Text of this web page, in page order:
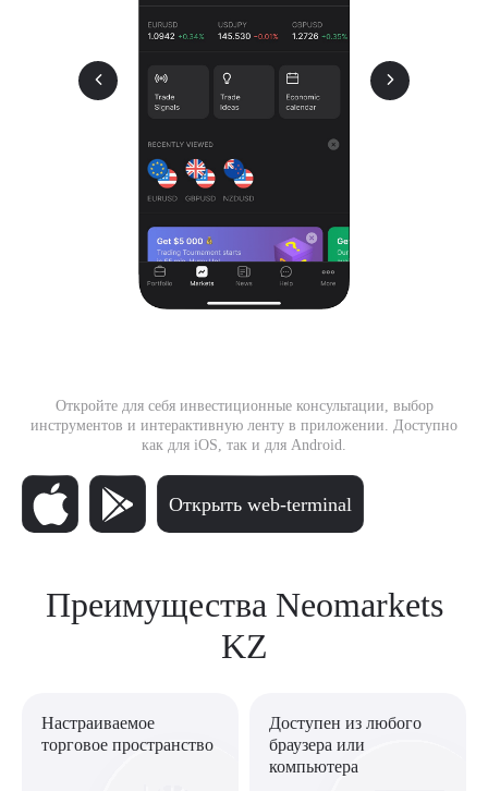
Откройте для себя инвестиционные консультации, выбор
инструментов и интерактивную ленту в приложении. Доступно
как для iOS, так и для Android.
Открыть web-terminal
Преимущества Neomarkets
KZ
Настраиваемое
торговое пространство
Доступен из любого
браузера или
компьютера